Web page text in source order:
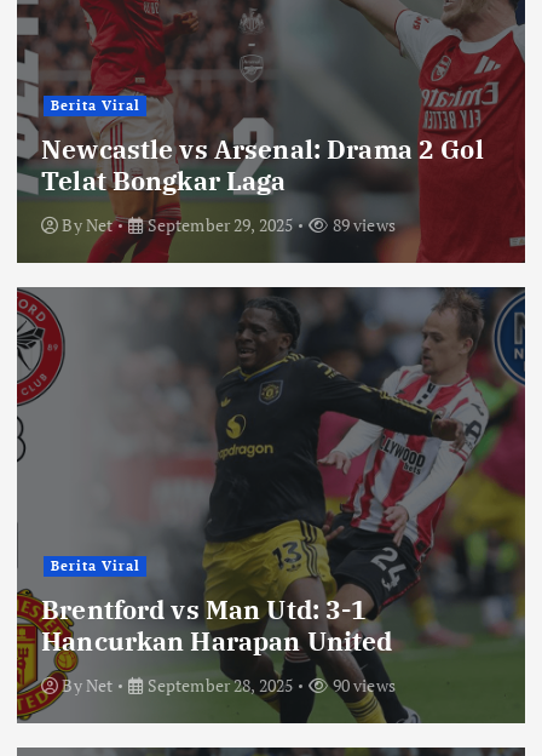
Berita Viral
Newcastle vs Arsenal: Drama 2 Gol
Telat Bongkar Laga
ByNet September 29, 2025 89 views
Berita Viral
Brentford vs Man Utd: 3-1
Hancurkan Harapan United
ByNet September 28, 2025 90 views